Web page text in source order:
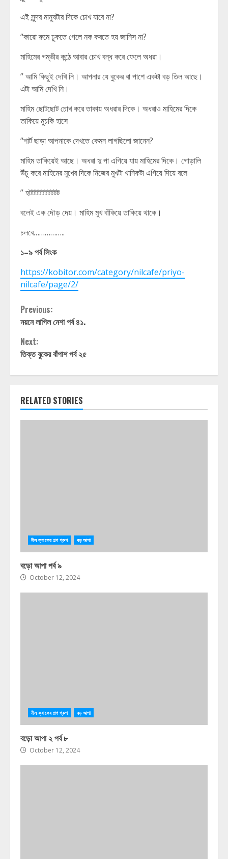
এই সুন্দর মানুষটার দিকে চোখ যাবে না?
“কারো রুমে ঢুকতে গেলে নক করতে হয় জানিস না?
মাহিমের গম্ভীর কন্ঠে আবার চোখ বন্ধ করে ফেলে অধরা।
” আমি কিছুই দেখি নি। আপনার যে বুকের বা পাশে একটা বড় তিল আছে।
এটা আমি দেখি নি।
মাহিম ছোটছোট চোখ করে তাকায় অধরার দিকে। অধরাও মাহিমের দিকে
তাকিয়ে মুচকি হাসে
“শার্ট ছাড়া আপনাকে দেখতে কেমন লাগছিলো জানেন?
মাহিম তাকিয়েই আছে। অধরা দু পা এগিয়ে যায় মাহিমের দিকে। গোড়ালি
উঁচু করে মাহিমের মুখের দিকে নিজের মুখটা খানিকটা এগিয়ে দিয়ে বলে
” হটটটটটটটটটট
বলেই এক দৌড় দেয়। মাহিম মুখ বাঁকিয়ে তাকিয়ে থাকে।
চলবে……………..
১–৯ পর্ব লিংক
https://kobitor.com/category/nilcafe/priyo-
nilcafe/page/2/
Continue
Reading
Previous:
নয়নে লাগিল নেশা পর্ব ৪১.
Next:
তিক্ত বুকের বাঁপাশ পর্ব ২৫
RELATED STORIES
নীল ক্যাফের গল্প গ্রুপ বড় আপা
বড়ো আপা পর্ব ৯
October 12, 2024
নীল ক্যাফের গল্প গ্রুপ বড় আপা
বড়ো আপা ২ পর্ব ৮
October 12, 2024